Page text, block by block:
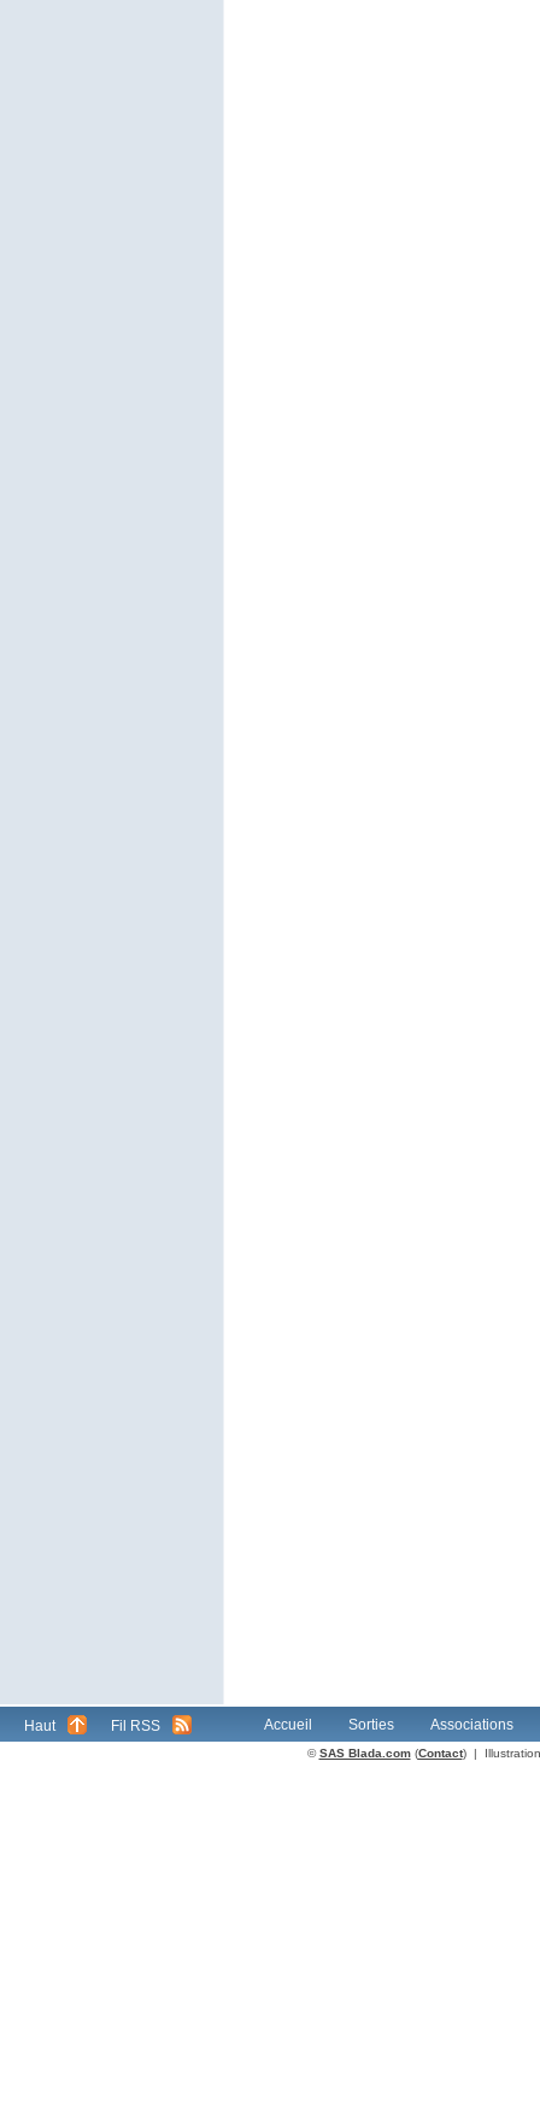
Haut Fil RSS Accueil Sorties Associations
©SAS Blada.com(Contact) |